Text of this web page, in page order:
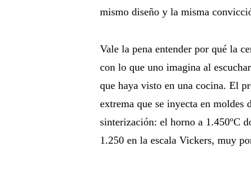
mismo diseño y la misma
Vale la pena entender por qué la
con lo que uno imagina al
que haya visto en una cocina. El
extrema que se inyecta en moldes
sinterización: el horno a 1.450ºC
1.250 en la escala Vickers, muy